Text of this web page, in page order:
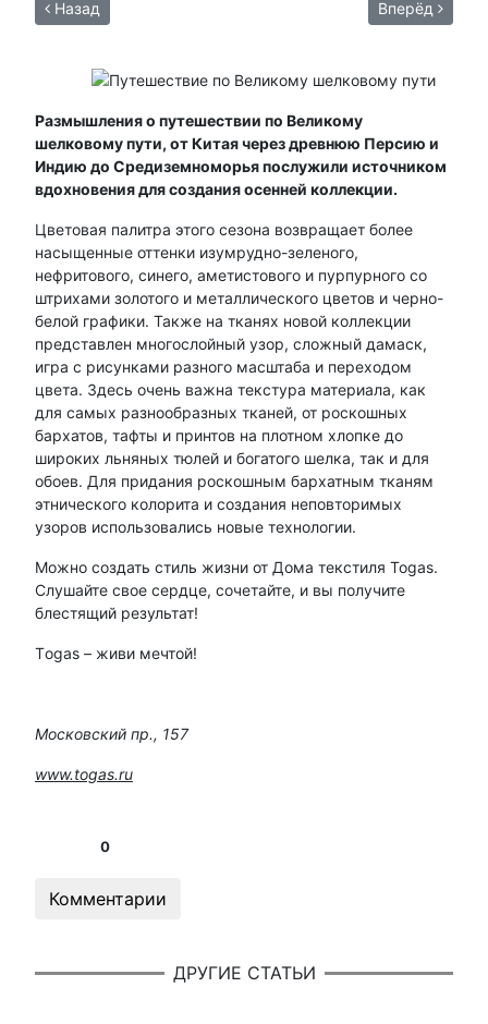
Назад Вперёд
Размышления о путешествии по Великому
шелковому пути, от Китая через древнюю Персию и
Индию до Средиземноморья послужили источником
вдохновения для создания осенней коллекции.
Цветовая палитра этого сезона возвращает более
насыщенные оттенки изумрудно-зеленого,
нефритового, синего, аметистового и пурпурного со
штрихами золотого и металлического цветов и черно-
белой графики. Также на тканях новой коллекции
представлен многослойный узор, сложный дамаск,
игра с рисунками разного масштаба и переходом
цвета. Здесь очень важна текстура материала, как
для самых разнообразных тканей, от роскошных
бархатов, тафты и принтов на плотном хлопке до
широких льняных тюлей и богатого шелка, так и для
обоев. Для придания роскошным бархатным тканям
этнического колорита и создания неповторимых
узоров использовались новые технологии.
Можно создать стиль жизни от Дома текстиля Togas.
Слушайте свое сердце, сочетайте, и вы получите
блестящий результат!
Тogas – живи мечтой!
Московский пр., 157
www.togas.ru
0
Комментарии
ДРУГИЕ СТАТЬИ